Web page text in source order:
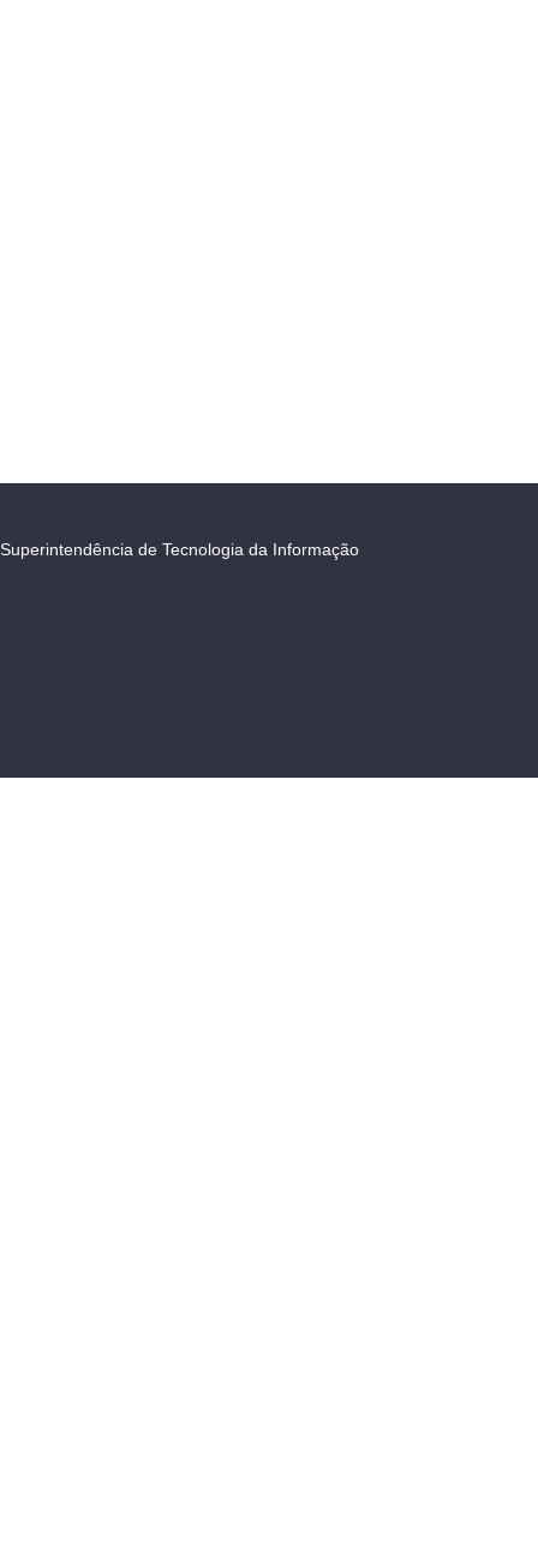
Superintendência de Tecnologia da Informação